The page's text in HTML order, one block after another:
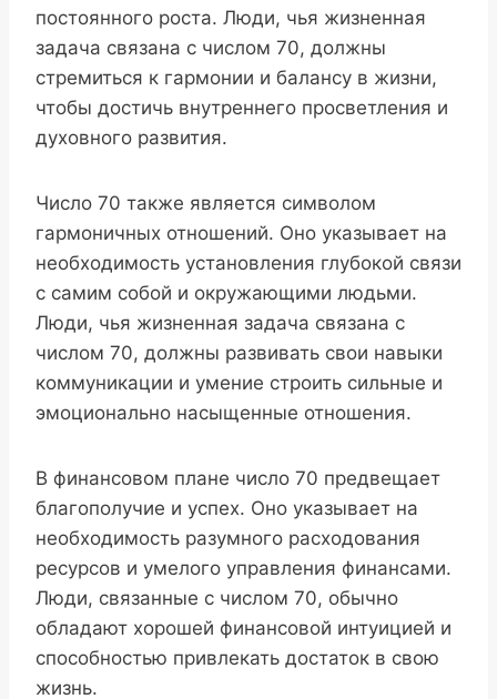
постоянного роста. Люди, чья жизненная
задача связана с числом 70, должны
стремиться к гармонии и балансу в жизни,
чтобы достичь внутреннего просветления и
духовного развития.
Число 70 также является символом
гармоничных отношений. Оно указывает на
необходимость установления глубокой связи
с самим собой и окружающими людьми.
Люди, чья жизненная задача связана с
числом 70, должны развивать свои навыки
коммуникации и умение строить сильные и
эмоционально насыщенные отношения.
В финансовом плане число 70 предвещает
благополучие и успех. Оно указывает на
необходимость разумного расходования
ресурсов и умелого управления финансами.
Люди, связанные с числом 70, обычно
обладают хорошей финансовой интуицией и
способностью привлекать достаток в свою
жизнь.